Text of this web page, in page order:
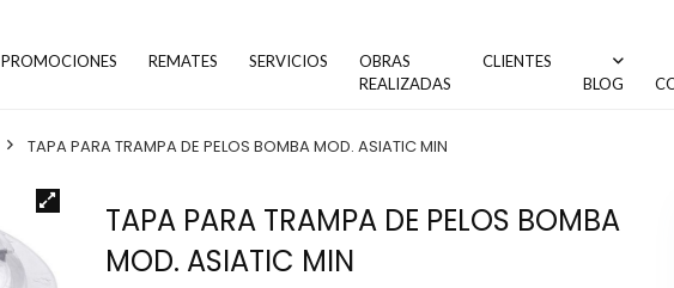
PROMOCIONES REMATES SERVICIOS
OBRAS
REALIZADAS
CLIENTES
BLOG
TAPA PARA TRAMPA DE PELOS BOMBA MOD. ASIATIC MIN
TAPA PARA TRAMPA DE PELOS BOMBA
MOD. ASIATIC MIN